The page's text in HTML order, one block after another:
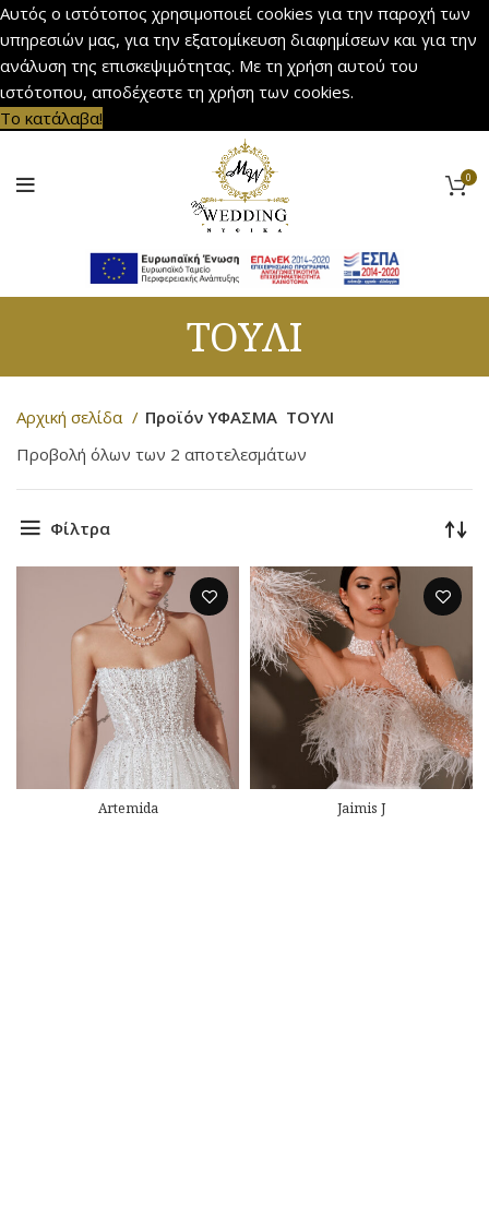
Αυτός ο ιστότοπος χρησιμοποιεί cookies για την παροχή των
υπηρεσιών μας, για την εξατομίκευση διαφημίσεων και για την
ανάλυση της επισκεψιμότητας. Με τη χρήση αυτού του
ιστότοπου, αποδέχεστε τη χρήση των cookies.
Το κατάλαβα!
0
ΤΟΥΛΙ
Αρχική σελίδα Προϊόν ΥΦΑΣΜΑ ΤΟΥΛΙ
Προβολή όλων των 2 αποτελεσμάτων
Φίλτρα
Artemida Jaimis J